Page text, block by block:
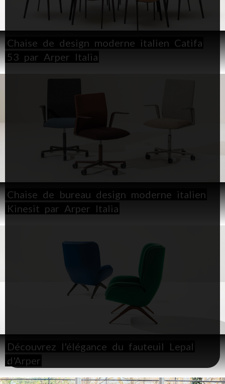
Chaise de design moderne italien Catifa
53 par Arper Italia
Chaise de bureau design moderne italien
Kinesit par Arper Italia
Découvrez l'élégance du fauteuil Lepal
d'Arper